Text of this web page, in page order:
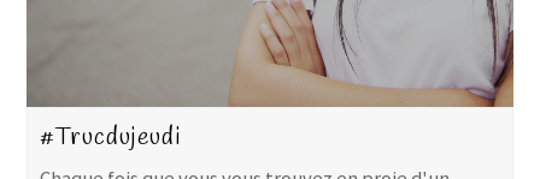
#Trucdujeudi